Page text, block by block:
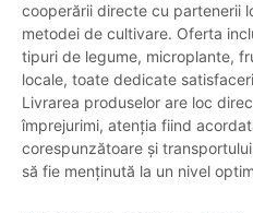
cooperării directe cu partenerii
metodei de cultivare. Oferta
tipuri de legume, microplante,
locale, toate dedicate
Livrarea produselor are loc
împrejurimi, atenția fiind
corespunzătoare și
să fie menținută la un nivel